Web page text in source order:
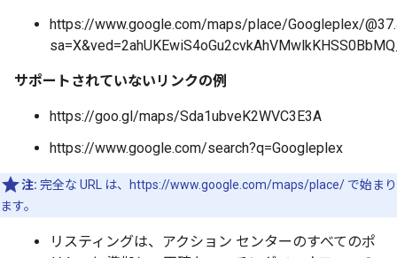
https://www.google.com/maps/place/Googleplex/
サポートされていないリンクの例
https://goo.gl/maps/Sda1ubveK2WVC3E3A
https://www.google.com/search?q=Googleplex
注: 完全な URL は、https://www.google.com/maps/place/ で始まり
ます。
リスティングは、アクション センターのすべてのポ